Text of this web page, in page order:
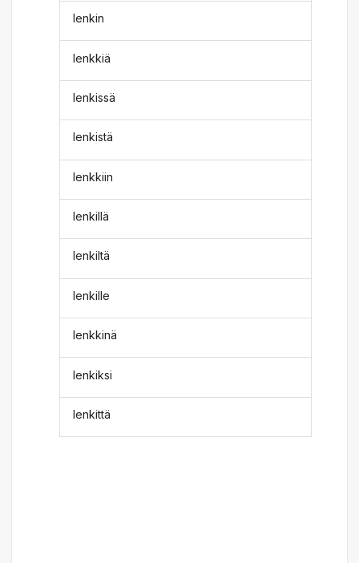
lenkin
lenkkiä
lenkissä
lenkistä
lenkkiin
lenkillä
lenkiltä
lenkille
lenkkinä
lenkiksi
lenkittä